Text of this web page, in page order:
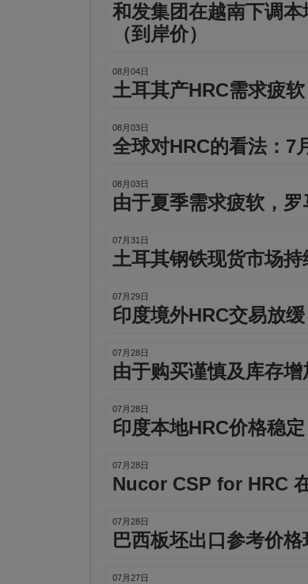
和发集团在越南下调
（到岸价）
08月04日
土耳其产HRC需求疲
08月03日
全球对HRC的看法：7
08月03日
由于夏季需求疲软，
07月31日
土耳其钢铁现货市场
07月29日
印度境外HRC交易放
07月28日
由于购买谨慎及库存
07月28日
印度本地HRC价格稳
07月28日
Nucor CSP for HRC
07月28日
巴西板坯出口参考价
07月27日